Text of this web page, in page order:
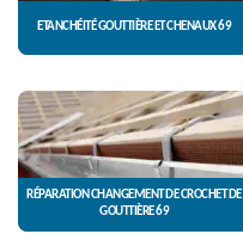
ETANCHÉITÉ GOUTTIÈRE ET CHENAUX 69
RÉPARATION CHANGEMENT DE CROCHET DE
GOUTTIÈRE 69